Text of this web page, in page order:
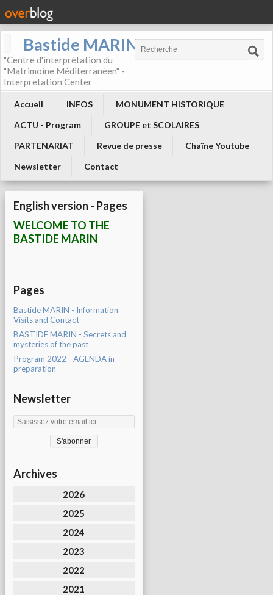
Bastide MARIN
"Centre d'interprétation du
"Matrimoine Méditerranéen" -
Interpretation Center
Accueil INFOS
MONUMENT HISTORIQUE
ACTU - Program
GROUPE et SCOLAIRES
PARTENARIAT
Revue de presse
Chaîne Youtube
Newsletter
Contact
English version - Pages
WELCOME TO THE
BASTIDE MARIN
Pages
Bastide MARIN - Information
Visits and Contact
BASTIDE MARIN - Secrets and
mysteries of the past
Program 2022 - AGENDA in
preparation
Newsletter
Archives
2026
2025
2024
2023
2022
2021